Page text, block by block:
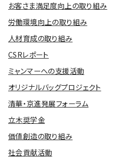
お客さま満足度向上の取り組み
労働環境向上の取り組み
人材育成の取り組み
CSRレポート
ミャンマーへの支援活動
オリジナルバッグプロジェクト
清華・京進発展フォーラム
立木奨学金
価値創造の取り組み
社会貢献活動